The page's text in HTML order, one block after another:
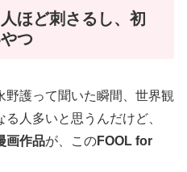
ほど刺さるし、初
つ
野護って聞いた瞬間、世界観
人多いと思うんだけど、
画作品が、このFOOL for